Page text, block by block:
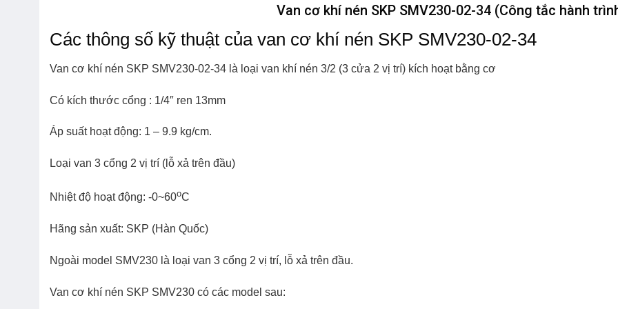
Van cơ khí nén SKP SMV230-02-34 (Công tắc hành
Các thông số kỹ thuật của van cơ khí nén SKP SMV230-02-34
Van cơ khí nén SKP SMV230-02-34 là loại van khí nén 3/2 (3 cửa 2 vị trí) kích hoạt bằng cơ
Có kích thước cổng : 1/4″ ren 13mm
Áp suất hoạt động: 1 – 9.9 kg/cm.
Loại van 3 cổng 2 vị trí (lỗ xả trên đầu)
Nhiệt độ hoạt động: -0~60oC
Hãng sản xuất: SKP (Hàn Quốc)
Ngoài model SMV230 là loại van 3 cổng 2 vị trí, lỗ xả trên đầu.
Van cơ khí nén SKP SMV230 có các model sau: